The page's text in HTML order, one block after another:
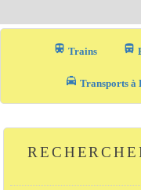
train Trains directions_bus_filled
local_taxi Transports à